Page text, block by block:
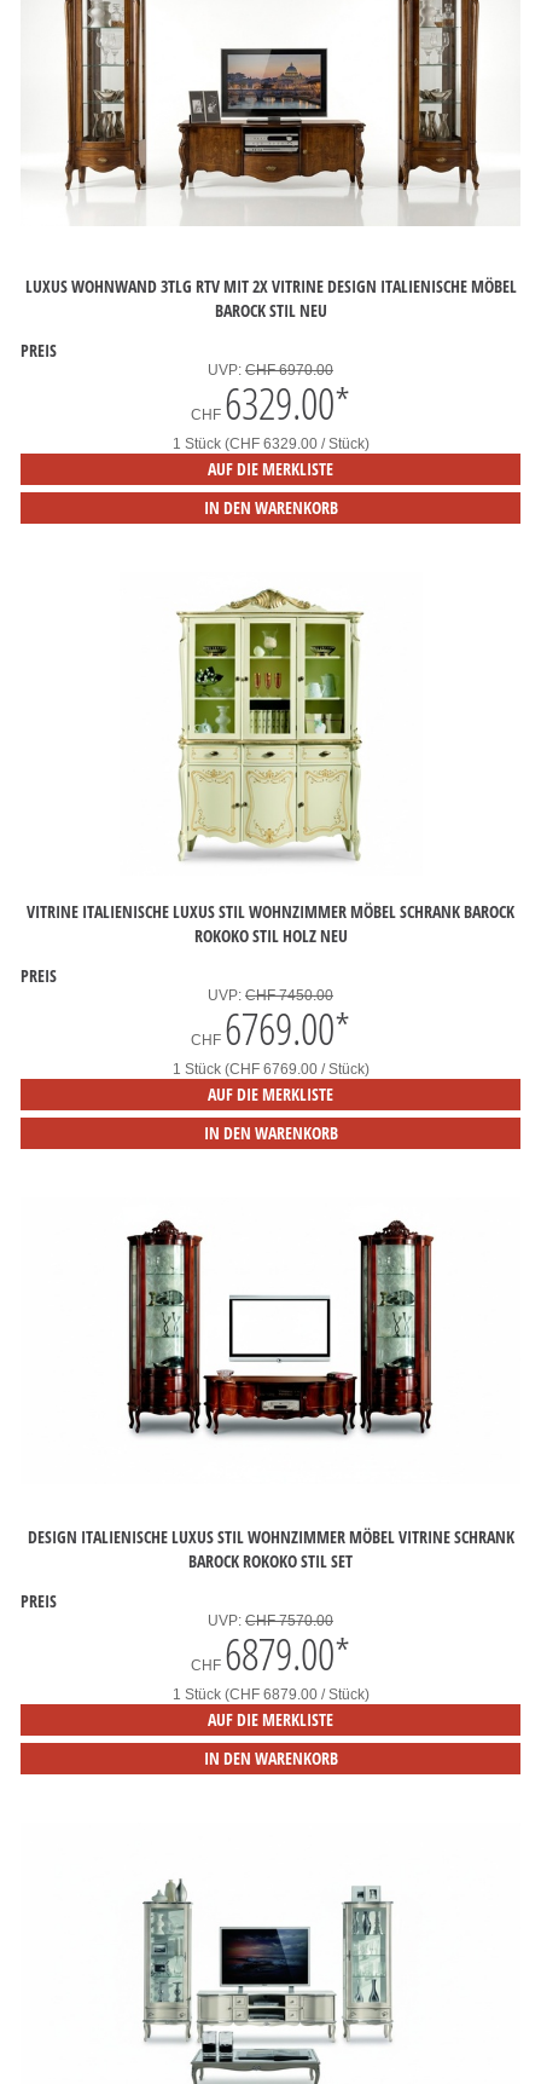
LUXUS WOHNWAND 3TLG RTV MIT 2X VITRINE DESIGN ITALIENISCHE MÖBEL
BAROCK STIL NEU
PREIS
UVP: CHF 6970.00
CHF 6329.00*
1 Stück (CHF 6329.00 / Stück)
AUF DIE MERKLISTE
IN DEN WARENKORB
VITRINE ITALIENISCHE LUXUS STIL WOHNZIMMER MÖBEL SCHRANK BAROCK
ROKOKO STIL HOLZ NEU
PREIS
UVP: CHF 7450.00
CHF 6769.00*
1 Stück (CHF 6769.00 / Stück)
AUF DIE MERKLISTE
IN DEN WARENKORB
DESIGN ITALIENISCHE LUXUS STIL WOHNZIMMER MÖBEL VITRINE SCHRANK
BAROCK ROKOKO STIL SET
PREIS
UVP: CHF 7570.00
CHF 6879.00*
1 Stück (CHF 6879.00 / Stück)
AUF DIE MERKLISTE
IN DEN WARENKORB